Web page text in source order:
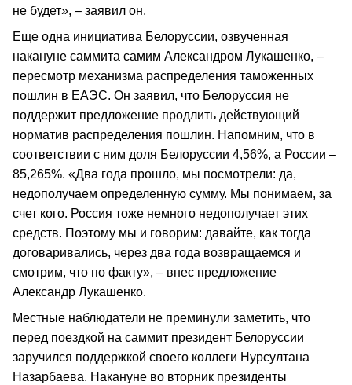
не будет», – заявил он.
Еще одна инициатива Белоруссии, озвученная
накануне саммита самим Александром Лукашенко, –
пересмотр механизма распределения таможенных
пошлин в ЕАЭС. Он заявил, что Белоруссия не
поддержит предложение продлить действующий
норматив распределения пошлин. Напомним, что в
соответствии с ним доля Белоруссии 4,56%, а России –
85,265%. «Два года прошло, мы посмотрели: да,
недополучаем определенную сумму. Мы понимаем, за
счет кого. Россия тоже немного недополучает этих
средств. Поэтому мы и говорим: давайте, как тогда
договаривались, через два года возвращаемся и
смотрим, что по факту», – внес предложение
Александр Лукашенко.
Местные наблюдатели не преминули заметить, что
перед поездкой на саммит президент Белоруссии
заручился поддержкой своего коллеги Нурсултана
Назарбаева. Накануне во вторник президенты